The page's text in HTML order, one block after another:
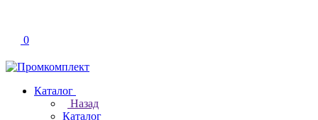
0
Каталог
Назад
Каталог